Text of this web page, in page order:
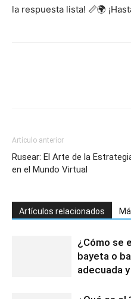
la respuesta lista! 📏🌍
Artículo anterior
Rusear: El Arte de la
en el Mundo Virtual
Artículos relacionados
¿Cómo se
bayeta o
adecuada